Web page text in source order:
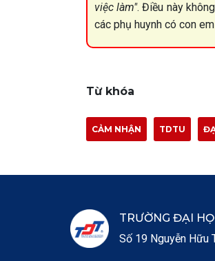
việc làm". Điều này
các phụ huynh có con
Từ khóa
CẢM NHẬN TDTU
TRƯỜNG ĐẠI
Số 19 Nguyễn Hữu